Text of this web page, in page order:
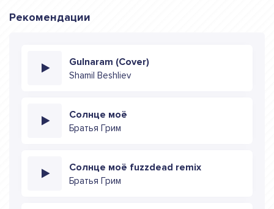
Рекомендации
Gulnaram (Cover)
Shamil Beshliev
Солнце моё
Братья Грим
Солнце моё fuzzdead remix
Братья Грим